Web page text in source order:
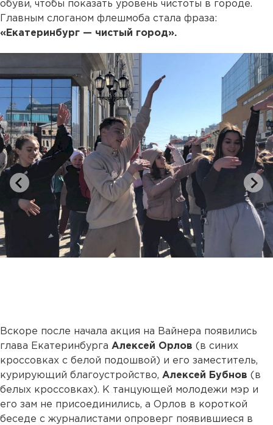
обуви, чтобы показать уровень чистоты в городе.
Главным слоганом флешмоба стала фраза:
«Екатеринбург — чистый город».
Вскоре после начала акция на Вайнера появились
глава Екатеринбурга Алексей Орлов (в синих
кроссовках с белой подошвой) и его заместитель,
курирующий благоустройство, Алексей Бубнов (в
белых кроссовках). К танцующей молодежи мэр и
его зам не присоединились, а Орлов в короткой
беседе с журналистами опроверг появившиеся в